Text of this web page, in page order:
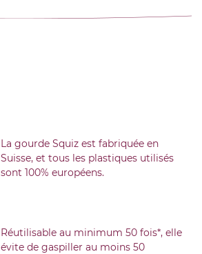
La gourde Squiz est fabriquée en
Suisse, et tous les plastiques utilisés
sont 100% européens.
Réutilisable au minimum 50 fois*, elle
évite de gaspiller au moins 50